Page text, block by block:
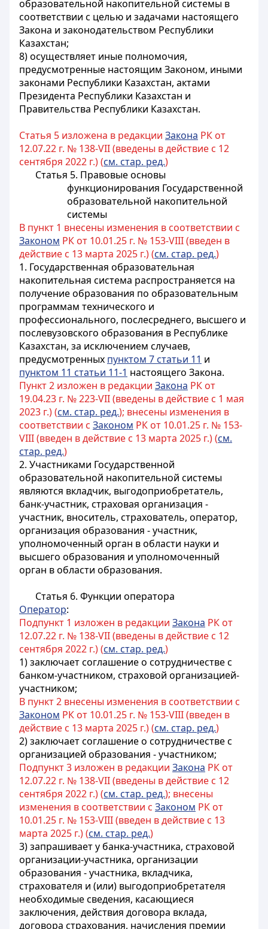
образовательной накопительной системы в
соответствии с целью и задачами настоящего
Закона и законодательством Республики
Казахстан;
8) осуществляет иные полномочия,
предусмотренные настоящим Законом, иными
законами Республики Казахстан, актами
Президента Республики Казахстан и
Правительства Республики Казахстан.
Статья 5 изложена в редакции Закона РК от
12.07.22 г. № 138-VII (введены в действие с 12
сентября 2022 г.) (см. стар. ред.)
Статья 5. Правовые основы
функционирования Государственной
образовательной накопительной
системы
В пункт 1 внесены изменения в соответствии с
Законом РК от 10.01.25 г. № 153-VIII (введен в
действие с 13 марта 2025 г.) (см. стар. ред.)
1. Государственная образовательная
накопительная система распространяется на
получение образования по образовательным
программам технического и
профессионального, послесреднего, высшего и
послевузовского образования в Республике
Казахстан, за исключением случаев,
предусмотренных пунктом 7 статьи 11 и
пунктом 11 статьи 11-1 настоящего Закона.
Пункт 2 изложен в редакции Закона РК от
19.04.23 г. № 223-VII (введены в действие с 1 мая
2023 г.) (см. стар. ред.); внесены изменения в
соответствии с Законом РК от 10.01.25 г. № 153-
VIII (введен в действие с 13 марта 2025 г.) (см.
стар. ред.)
2. Участниками Государственной
образовательной накопительной системы
являются вкладчик, выгодоприобретатель,
банк-участник, страховая организация -
участник, вноситель, страхователь, оператор,
организация образования - участник,
уполномоченный орган в области науки и
высшего образования и уполномоченный
орган в области образования.
Статья 6. Функции оператора
Оператор:
Подпункт 1 изложен в редакции Закона РК от
12.07.22 г. № 138-VII (введены в действие с 12
сентября 2022 г.) (см. стар. ред.)
1)заключает соглашение о сотрудничестве с
банком-участником, страховой организацией-
участником;
В пункт 2 внесены изменения в соответствии с
Законом РК от 10.01.25 г. № 153-VIII (введен в
действие с 13 марта 2025 г.) (см. стар. ред.)
2) заключает соглашение о сотрудничестве с
организацией образования - участником;
Подпункт 3 изложен в редакции Закона РК от
12.07.22 г. № 138-VII (введены в действие с 12
сентября 2022 г.) (см. стар. ред.); внесены
изменения в соответствии с Законом РК от
10.01.25 г. № 153-VIII (введен в действие с 13
марта 2025 г.) (см. стар. ред.)
3)запрашивает у банка-участника, страховой
организации-участника, организации
образования - участника, вкладчика,
страхователя и (или) выгодоприобретателя
необходимые сведения, касающиеся
заключения, действия договора вклада,
договора страхования, начисления премии